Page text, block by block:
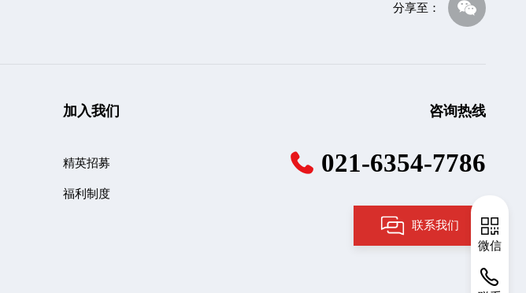
分享至：
加入我们
精英招募
福利制度
咨询热线
021-6354-7786
联系我们
微信